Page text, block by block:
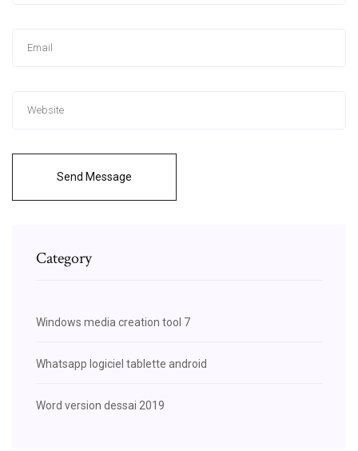
Send Message
Category
Windows media creation tool 7
Whatsapp logiciel tablette android
Word version dessai 2019